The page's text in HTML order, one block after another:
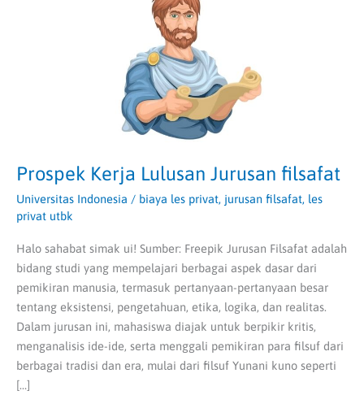
Prospek Kerja Lulusan Jurusan filsafat
Universitas Indonesia / biaya les privat, jurusan filsafat, les
privat utbk
Halo sahabat simak ui! Sumber: Freepik Jurusan Filsafat adalah
bidang studi yang mempelajari berbagai aspek dasar dari
pemikiran manusia, termasuk pertanyaan-pertanyaan besar
tentang eksistensi, pengetahuan, etika, logika, dan realitas.
Dalam jurusan ini, mahasiswa diajak untuk berpikir kritis,
menganalisis ide-ide, serta menggali pemikiran para filsuf dari
berbagai tradisi dan era, mulai dari filsuf Yunani kuno seperti
[…]